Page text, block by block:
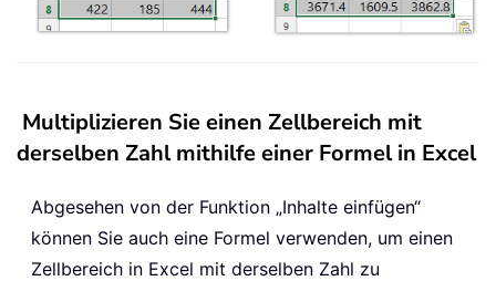
Multiplizieren Sie einen Zellbereich mit
derselben Zahl mithilfe einer Formel in Excel
Abgesehen von der Funktion „Inhalte einfügen“
können Sie auch eine Formel verwenden, um einen
Zellbereich in Excel mit derselben Zahl zu